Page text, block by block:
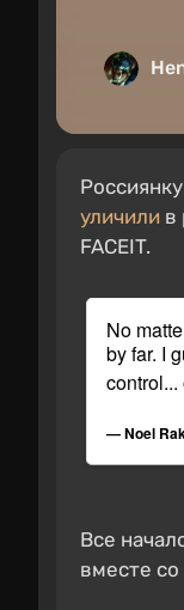
уличили в
FACEIT.
No
by far. I
control...
— Noel
Все
вместе